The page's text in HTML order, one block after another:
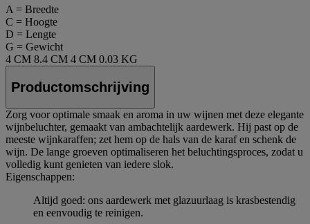
A = Breedte
C = Hoogte
D = Lengte
G = Gewicht
4 CM 8.4 CM 4 CM 0.03 KG
Productomschrijving
Zorg voor optimale smaak en aroma in uw wijnen met deze elegante
wijnbeluchter, gemaakt van ambachtelijk aardewerk. Hij past op de
meeste wijnkaraffen; zet hem op de hals van de karaf en schenk de
wijn. De lange groeven optimaliseren het beluchtingsproces, zodat u
volledig kunt genieten van iedere slok.
Eigenschappen:
Altijd goed: ons aardewerk met glazuurlaag is krasbestendig
en eenvoudig te reinigen.